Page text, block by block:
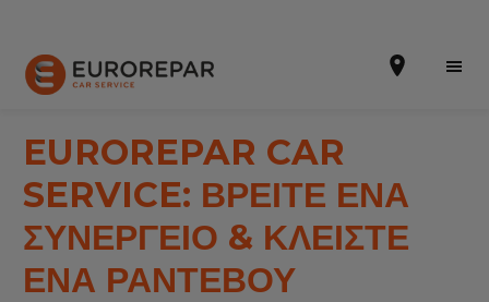
ΖΗΤΗΣΤΕ ΕΝΑ ΡΑΝΤΕΒΟΥ
ΣΧΕΤΙΚΑ ΜΕ ΕΜΑΣ
EUROREPAR CAR
SERVICE: ΒΡΕΙΤΕ ΕΝΑ
ΣΥΝΕΡΓΕΙΟ & ΚΛΕΙΣΤΕ
ΕΝΑ ΡΑΝΤΕΒΟΥ